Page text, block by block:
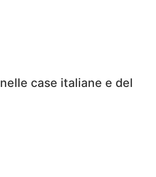
case italiane e del